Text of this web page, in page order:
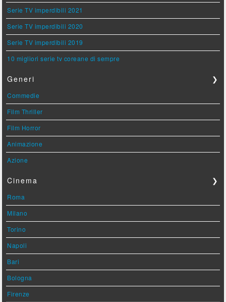
Serie TV imperdibili 2021
Serie TV imperdibili 2020
Serie TV imperdibili 2019
10 migliori serie tv coreane di sempre
Generi ❯
Commedie
Film Thriller
Film Horror
Animazione
Azione
Cinema ❯
Roma
Milano
Torino
Napoli
Bari
Bologna
Firenze